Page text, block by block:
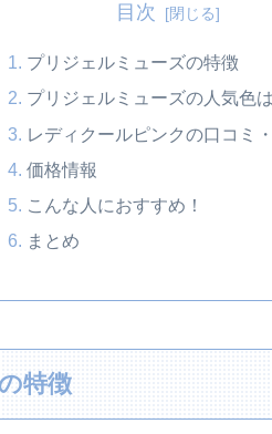
目次
プリジェルミューズの特徴
プリジェルミューズの人気色
レディクールピンクの口コミ
価格情報
こんな人におすすめ！
まとめ
特徴